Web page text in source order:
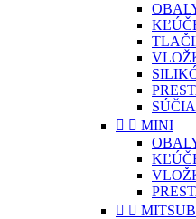
  MINI
 